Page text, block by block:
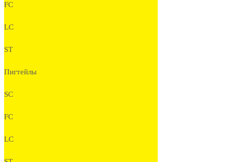
FC
LC
ST
Пигтейлы
SC
FC
LC